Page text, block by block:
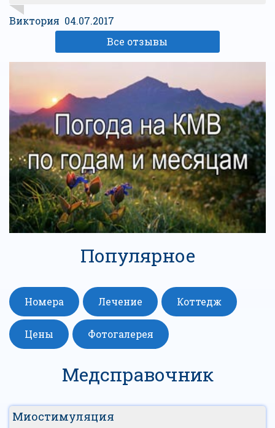
Виктория 04.07.2017
Все отзывы
Популярное
Номера Лечение Коттедж
Цены Фотогалерея
Медсправочник
Миостимуляция